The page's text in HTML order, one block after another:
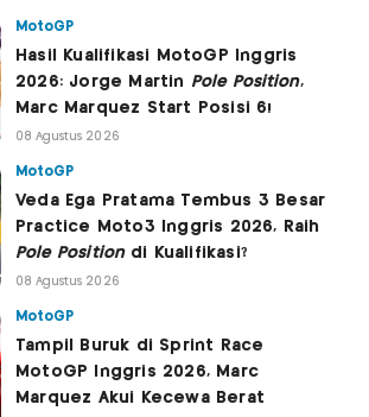
MotoGP
Hasil Kualifikasi MotoGP Inggris
2026: Jorge Martin Pole Position,
Marc Marquez Start Posisi 6!
08 Agustus 2026
MotoGP
Veda Ega Pratama Tembus 3 Besar
Practice Moto3 Inggris 2026, Raih
Pole Positiondi Kualifikasi?
08 Agustus 2026
MotoGP
Tampil Buruk di Sprint Race
MotoGP Inggris 2026, Marc
Marquez Akui Kecewa Berat